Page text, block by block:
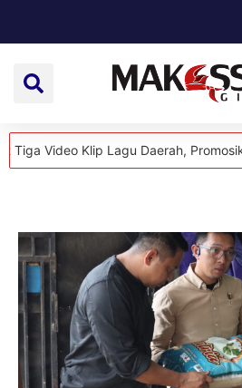
Klip Lagu Daerah, Promosikan